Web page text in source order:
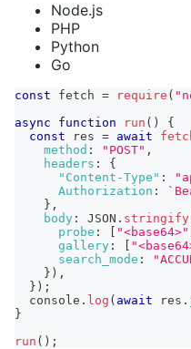
Node.js
PHP
Python
Go
const fetch = require (
async
function run ( )
{
const res = await
method : "POST" ,
headers :
{
"Content-Type" :
Authorization : `
} ,
body : JSON . stringify
probe : "<base64>"
gallery :
search_mode :
} ) ,
} ) ;
console . log ( await res .
}
run ( ) ;